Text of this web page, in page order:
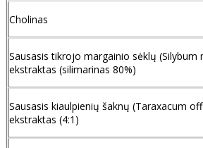
Cholinas
Sausasis tikrojo margainio sėklų (Silybum
ekstraktas (silimarinas 80%)
Sausasis kiaulpienių šaknų (Taraxacum
ekstraktas (4:1)